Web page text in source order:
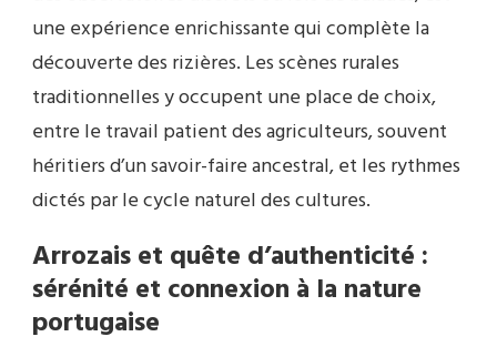
une expérience enrichissante qui complète la
découverte des rizières. Les scènes rurales
traditionnelles y occupent une place de choix,
entre le travail patient des agriculteurs, souvent
héritiers d’un savoir-faire ancestral, et les rythmes
dictés par le cycle naturel des cultures.
Arrozais et quête d’authenticité :
sérénité et connexion à la nature
portugaise